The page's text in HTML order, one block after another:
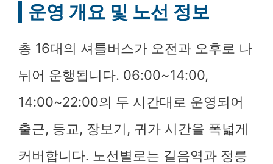
운영 개요 및 노선 정보
총 16대의 셔틀버스가 오전과 오후로 나
뉘어 운행됩니다. 06:00~14:00,
14:00~22:00의 두 시간대로 운영되어
출근, 등교, 장보기, 귀가 시간을 폭넓게
커버합니다. 노선별로는 길음역과 정릉